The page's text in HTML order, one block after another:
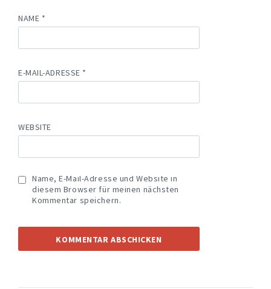
NAME *
E-MAIL-ADRESSE *
WEBSITE
Name, E-Mail-Adresse und Website in
diesem Browser für meinen nächsten
Kommentar speichern.